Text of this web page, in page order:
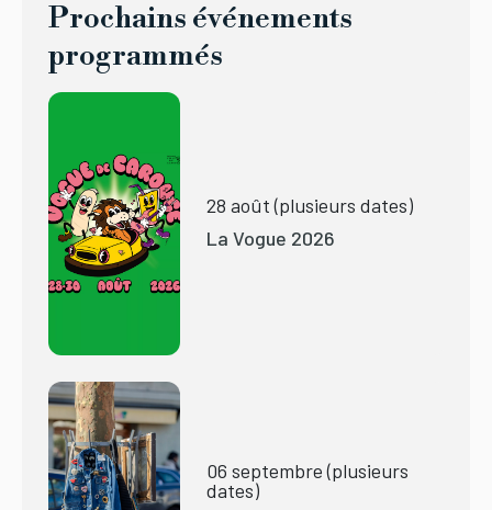
Prochains événements
programmés
28 août (plusieurs dates)
La Vogue 2026
06 septembre (plusieurs
dates)